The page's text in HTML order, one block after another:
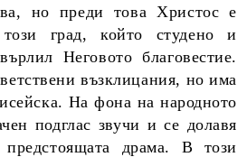
но преди това Христос е
град, който студено и
Неговото благовестие.
възклицания, но има
На фона на народното
подглас звучи и се долавя
предстоящата драма. В този